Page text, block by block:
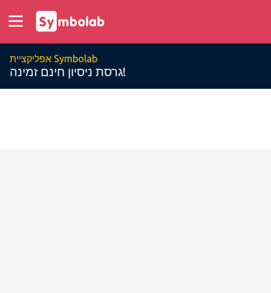
אפליקציית Symbolab
גרסת ניסיון חינם זמינה!